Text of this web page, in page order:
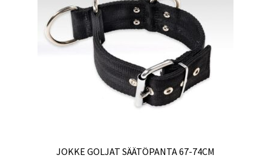
JOKKE GOLJAT SÄÄTÖPANTA 67-74CM